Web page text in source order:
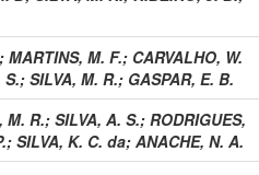
; MARTINS, M. F.; CARVALHO, W.
S.; SILVA, M. R.; GASPAR, E. B.
M. R.; SILVA, A. S.; RODRIGUES,
; SILVA, K. C. da; ANACHE, N. A.